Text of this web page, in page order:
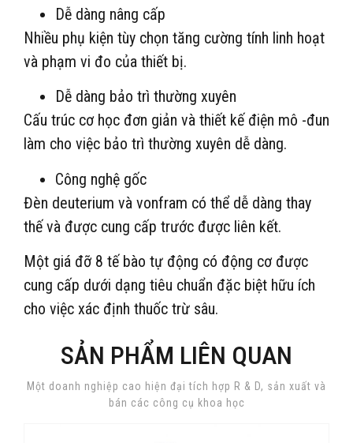
Dễ dàng nâng cấp
Nhiều phụ kiện tùy chọn tăng cường tính linh hoạt
và phạm vi đo của thiết bị.
Dễ dàng bảo trì thường xuyên
Cấu trúc cơ học đơn giản và thiết kế điện mô -đun
làm cho việc bảo trì thường xuyên dễ dàng.
Công nghệ gốc
Đèn deuterium và vonfram có thể dễ dàng thay
thế và được cung cấp trước được liên kết.
Một giá đỡ 8 tế bào tự động có động cơ được
cung cấp dưới dạng tiêu chuẩn đặc biệt hữu ích
cho việc xác định thuốc trừ sâu.
SẢN PHẨM LIÊN QUAN
Một doanh nghiệp cao hiện đại tích hợp R & D, sản xuất và
bán các công cụ khoa học